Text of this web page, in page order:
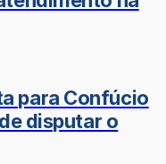
para Confúcio
disputar o